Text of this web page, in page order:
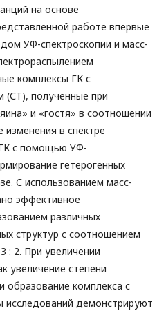
на основе
работе впервые
УФ-спектроскопии и масс-
комплексы ГК с
(СТ), полученные при
и «гостя» в соотношении
изменения в спектре
с помощью УФ-
гетерогенных
С использованием масс-
эффективное
различных
структур с соотношением
: 2. При увеличении
увеличение степени
образование комплекса с
исследований демонстрируют